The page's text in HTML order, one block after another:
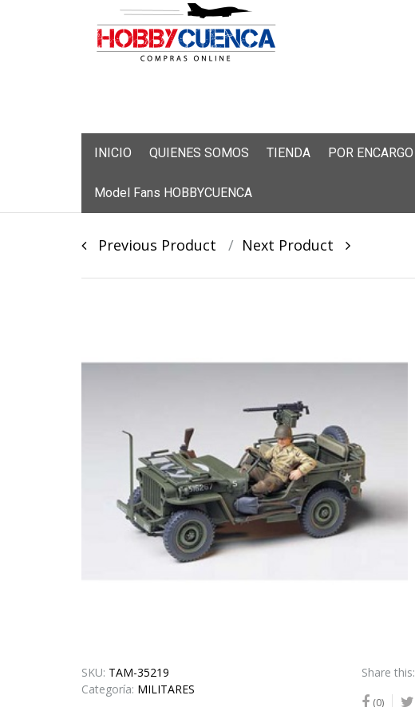
INICIO QUIENES SOMOS TIENDA POR ENCARGO
Model Fans HOBBYCUENCA
Post
Previous Product Next Product
SKU: TAM-35219
Categoría: MILITARES
Share this:
(0)